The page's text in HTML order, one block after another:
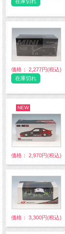
価格： 2,277円(税込)
在庫切れ
NEW
価格： 2,970円(税込)
価格： 3,300円(税込)